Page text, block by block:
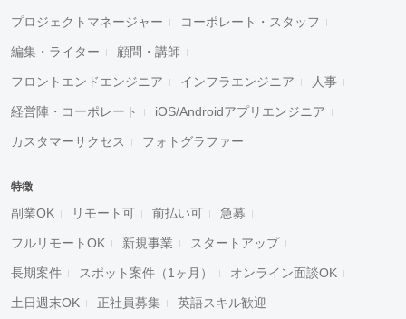
プロジェクトマネージャー コーポレート・スタッフ
編集・ライター 顧問・講師
フロントエンドエンジニア インフラエンジニア 人事
経営陣・コーポレート iOS/Androidアプリエンジニア
カスタマーサクセス フォトグラファー
特徴
副業OK リモート可 前払い可 急募
フルリモートOK 新規事業 スタートアップ
長期案件 スポット案件（1ヶ月） オンライン面談OK
土日週末OK 正社員募集 英語スキル歓迎